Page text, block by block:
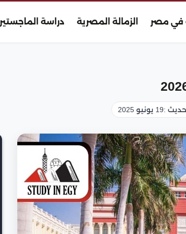
في مصر الزمالة المصرية دراسة الماجستير
:19 يونيو 2025